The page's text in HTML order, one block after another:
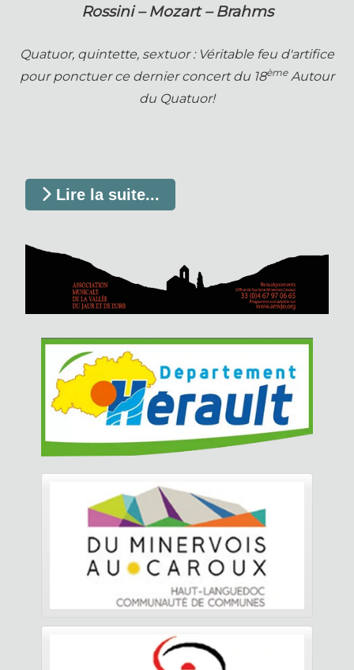
Rossini – Mozart – Brahms
Quatuor, quintette, sextuor : Véritable feu d'artifice
pour ponctuer ce dernier concert du 18èmeAutour
du Quatuor!
Lire la suite...